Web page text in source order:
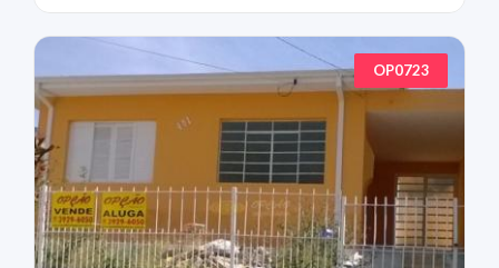
OP0723